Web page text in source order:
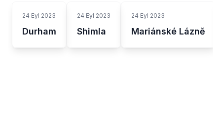
24 Eyl 2023
Durham
24 Eyl 2023
Shimla
24 Eyl 2023
Mariánské Lázně